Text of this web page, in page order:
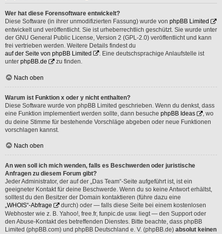
Wer hat diese Forensoftware entwickelt?
Diese Software (in ihrer unmodifizierten Fassung) wurde von phpBB Limited
entwickelt und veröffentlicht. Sie ist urheberrechtlich geschützt. Sie wurde unter
der GNU General Public License, Version 2 (GPL-2.0) veröffentlicht und kann
frei vertrieben werden. Weitere Details findest du
auf der Seite von phpBB Limited
. Eine deutschsprachige Anlaufstelle ist
unter phpBB.de zu finden.
Nach oben
Warum ist Funktion x oder y nicht enthalten?
Diese Software wurde von phpBB Limited geschrieben. Wenn du denkst, dass
eine Funktion implementiert werden sollte, dann besuche phpBB Ideas
, wo
du deine Stimme für bestehende Vorschläge abgeben oder neue Funktionen
vorschlagen kannst.
Nach oben
An wen soll ich mich wenden, falls es Beschwerden oder juristische
Anfragen zu diesem Forum gibt?
Jeder Administrator, der auf der „Das Team“-Seite aufgeführt ist, ist ein
geeigneter Kontakt für deine Beschwerde. Wenn du so keine Antwort erhältst,
solltest du den Besitzer der Domain kontaktieren (führe dazu eine
„WHOIS“-Abfrage
durch) oder — falls diese Seite bei einem kostenlosen
Webhoster wie z. B. Yahoo!, free.fr, funpic.de usw. liegt — den Support oder
den Abuse-Kontakt des betreffenden Dienstes. Bitte beachte, dass phpBB
Limited (phpBB.com) und phpBB Deutschland e. V. (phpBB.de) absolut keinen